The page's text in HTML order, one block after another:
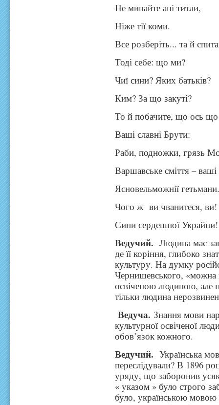
Не минайте ані титли,
Ніже тії коми.
Все розберіть... та й
Тоді себе: що ми?
Чиї сини? Яких батьків?
Ким? За що закуті?
То й побачите, що ось що
Ваші славні Брути:
Раби, подножки, грязь
Варшавське сміття –
Ясновельможнії
Чого ж ви чванитеся, ви!
Сини сердешної Украйни!
Ведучий. Людина має
де її коріння, глибоко
культуру. На думку
Чернишевського, «можна
освіченою людиною, але
тільки людина
Ведуча. Знання мови
культурної освіченої
обов’язок кожного.
Ведучий.Українська
переслідували? В 1896
уряду, що заборонив
« указом » було строго
було, українською мовою